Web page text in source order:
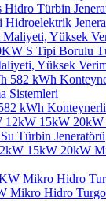
Hidroelektrik
Yüksek
kWh
15kW 20kW
Mikro Hidro